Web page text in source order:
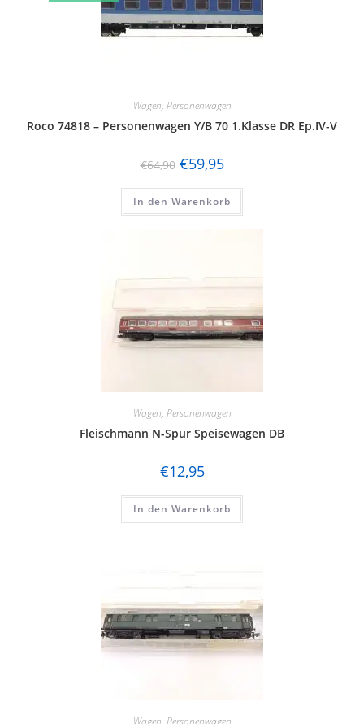
Wagen, Personenwagen
Roco 74818 – Personenwagen Y/B 70 1.Klasse DR Ep.IV-V
€64,90 €59,95
In den Warenkorb
Wagen, Personenwagen
Fleischmann N-Spur Speisewagen DB
€12,95
In den Warenkorb
Wagen, Personenwagen